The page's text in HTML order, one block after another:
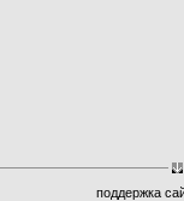
поддержка